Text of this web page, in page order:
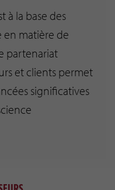
à la base des
en matière de
partenariat
et clients permet
significatives